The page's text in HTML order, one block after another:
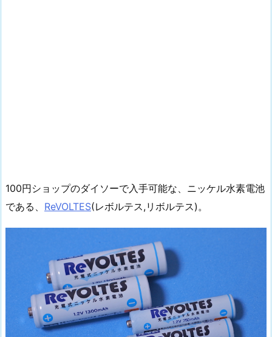
100円ショップのダイソーで入手可能な、ニッケル水素電池
である、 ReVOLTES(レボルテス,リボルテス)。